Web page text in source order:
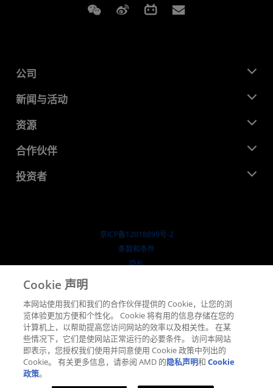
Weixin Weibo Bilibili
公司
关于 AMD
企业责任
就业机会
联系我们
新闻与活动
新闻中心
媒体库
资源
开发中心
成功案例
合作伙伴
AMD 合作伙伴中心
投资者
京ICP备12018899号-2
​条款和条件
隐私
公开公平竞争
英国税收策略
Cookie 政策
Cookie 设置
Cookie 声明
本网站使用我们和我们的合作伙伴提供的 Cookie，让您的浏
览体验更加方便和个性化。 Cookie 将有用的信息存储在您的
计算机上，以帮助提高您访问网站的效率以及相关性。 在某
些情况下，它们是使网站正常运行的必要条件。 访问本网站
即表示，您授权我们使用并同意使用 Cookie 政策中列出的
Cookie。 有关更多信息，请参阅 AMD 的隐私声明和Cookie
政策。